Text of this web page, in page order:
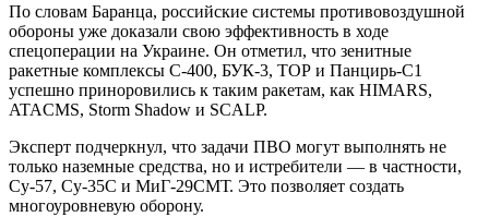
По словам Баранца, российские системы противовоздушной
обороны уже доказали свою эффективность в ходе
спецоперации на Украине. Он отметил, что зенитные
ракетные комплексы С-400, БУК-3, ТОР и Панцирь-С1
успешно приноровились к таким ракетам, как HIMARS,
ATACMS, Storm Shadow и SCALP.
Эксперт подчеркнул, что задачи ПВО могут выполнять не
только наземные средства, но и истребители — в частности,
Су-57, Су-35С и МиГ-29СМТ. Это позволяет создать
многоуровневую оборону.